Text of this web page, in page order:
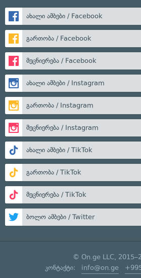
ახალი ამბები / Facebook
გართობა / Facebook
მეცნიერება / Facebook
ახალი ამბები / Instagram
გართობა / Instagram
მეცნიერება / Instagram
ახალი ამბები / TikTok
გართობა / TikTok
მეცნიერება / TikTok
ბოლო ამბები / Twitter
© On.ge LLC,
კონტაქტი: info@on.ge